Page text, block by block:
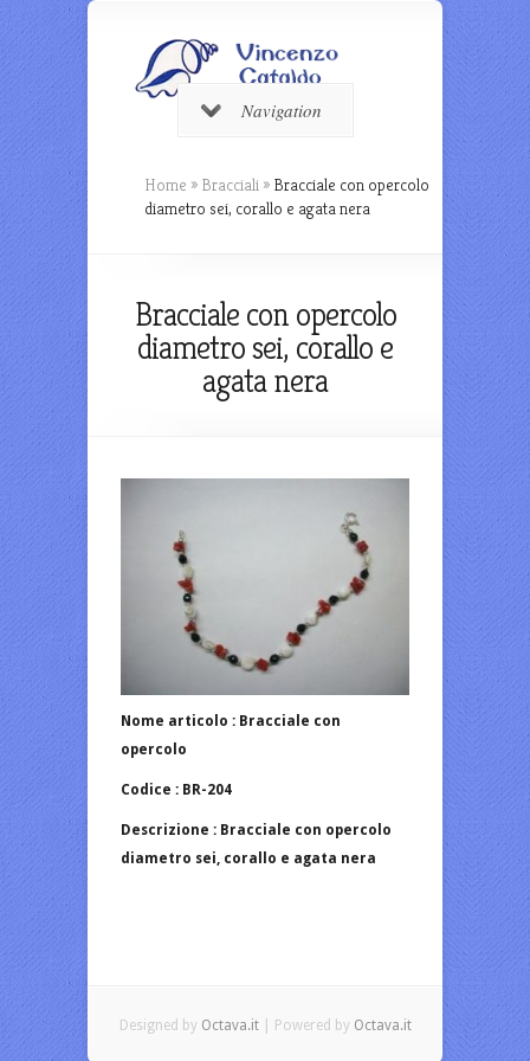
Navigation
Home » Bracciali » Bracciale con opercolo
diametro sei, corallo e agata nera
Bracciale con opercolo
diametro sei, corallo e
agata nera
Nome articolo : Bracciale con
opercolo
Codice : BR-204
Descrizione : Bracciale con opercolo
diametro sei, corallo e agata nera
Designed by Octava.it| Powered by Octava.it